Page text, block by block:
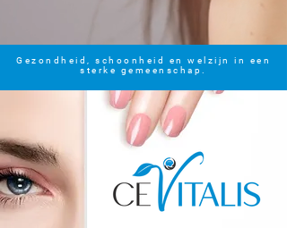
Gezondheid, schoonheid en welzijn in een
sterke gemeenschap.